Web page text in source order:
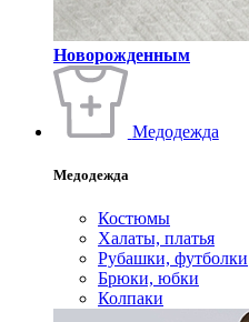
Новорожденным
Медодежда
Медодежда
Костюмы
Халаты, платья
Рубашки, футболки
Брюки, юбки
Колпаки